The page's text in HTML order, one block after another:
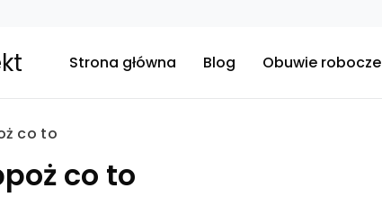
Strona główna Blog Obuwie robocze
co to
co to